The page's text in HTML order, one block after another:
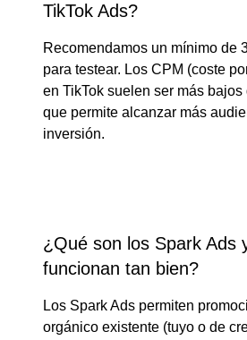
TikTok Ads?
Recomendamos un mínimo de
para testear. Los CPM (coste
en TikTok suelen ser más
que permite alcanzar más
inversión.
¿Qué son los Spark Ads
funcionan tan bien?
Los Spark Ads permiten
orgánico existente (tuyo o de